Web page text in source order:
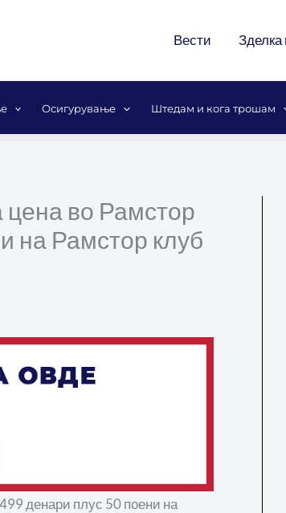
Вести Зделка
Осигурување Штедам и кога трошам
цена во Рамстор
на Рамстор клуб
денари плус 50 поени на